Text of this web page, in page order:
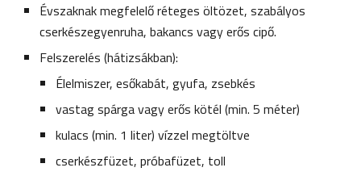
Évszaknak megfelelő réteges öltözet, szabályos
cserkészegyenruha, bakancs vagy erős cipő.
Felszerelés (hátizsákban):
Élelmiszer, esőkabát, gyufa, zsebkés
vastag spárga vagy erős kötél (min. 5 méter)
kulacs (min. 1 liter) vízzel megtöltve
cserkészfüzet, próbafüzet, toll